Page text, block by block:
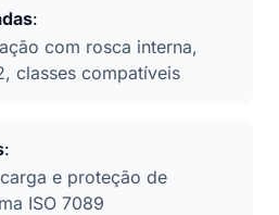
:
com rosca interna,
classes compatíveis
:
e proteção de
ISO 7089